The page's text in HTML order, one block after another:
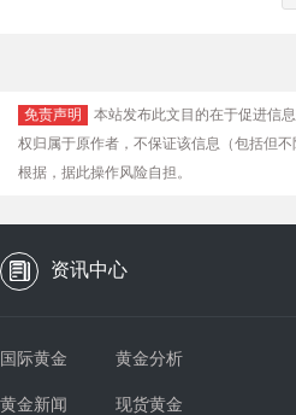
免责声明
本站发布此文目的在于促进信
权归属于原作者，不保证该信息（包括但
根据，据此操作风险自担。
资讯中心
国际黄金 黄金分析
黄金新闻 现货黄金